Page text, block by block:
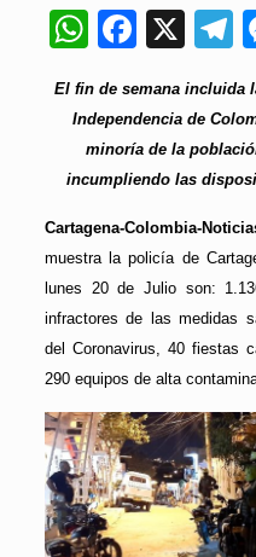
X
El fin de semana incluida
Independencia de
minoría de la
incumpliendo las
Cartagena-Colombia-
muestra la policía de
lunes 20 de Julio son:
infractores de las medidas
del Coronavirus, 40 fiestas
290 equipos de alta